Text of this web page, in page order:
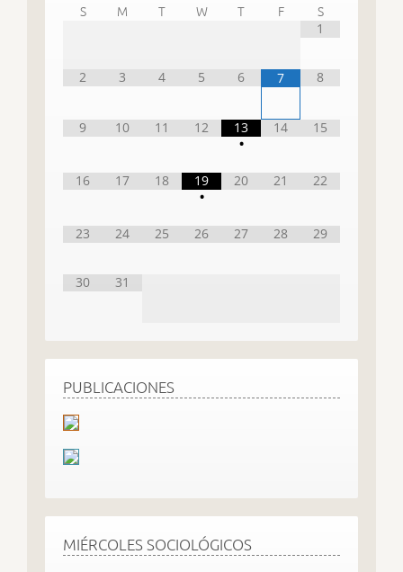
S M T W T F S
1
2 3 4 5 6 7 8
9 10 11 12
13
•
14 15
16 17 18
19
•
20 21 22
23 24 25 26 27 28 29
30 31
PUBLICACIONES
MIÉRCOLES SOCIOLÓGICOS